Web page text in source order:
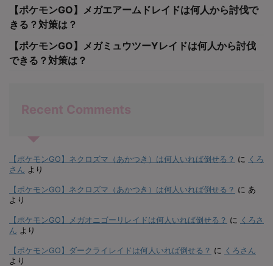
【ポケモンGO】メガエアームドレイドは何人から討伐で
きる？対策は？
【ポケモンGO】メガミュウツーYレイドは何人から討伐
できる？対策は？
Recent Comments
【ポケモンGO】ネクロズマ（あかつき）は何人いれば倒せる？ に くろ
さん より
【ポケモンGO】ネクロズマ（あかつき）は何人いれば倒せる？ に あ
より
【ポケモンGO】メガオニゴーリレイドは何人いれば倒せる？ に くろさ
ん より
【ポケモンGO】ダークライレイドは何人いれば倒せる？ に くろさん
より